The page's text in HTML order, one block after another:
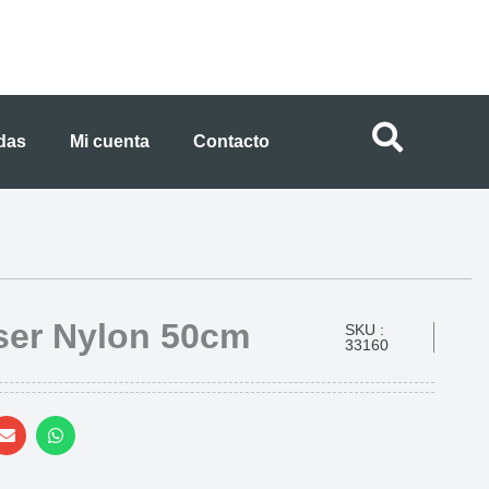
Mi cuenta Contacto
Nylon 50cm
SKU :
33160